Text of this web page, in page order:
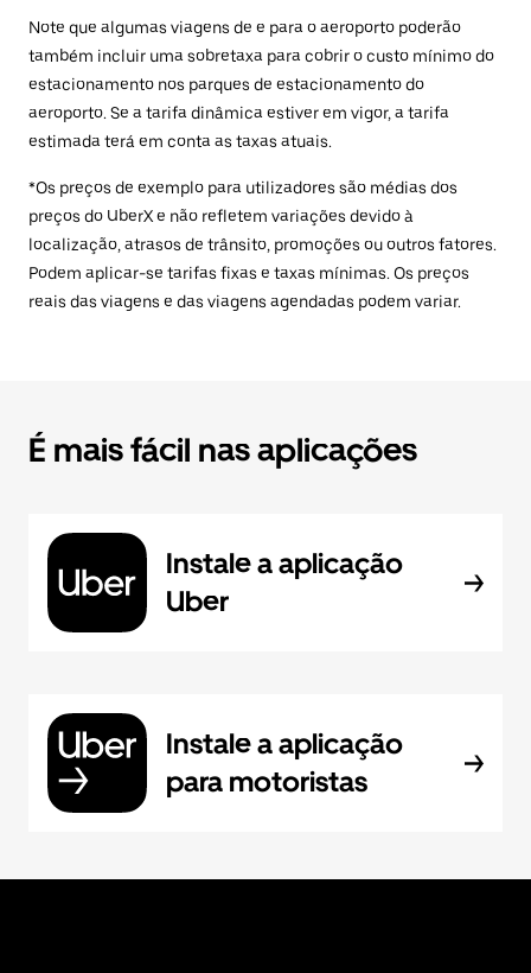
Note que algumas viagens de e para o aeroporto poderão
também incluir uma sobretaxa para cobrir o custo mínimo do
estacionamento nos parques de estacionamento do
aeroporto. Se a tarifa dinâmica estiver em vigor, a tarifa
estimada terá em conta as taxas atuais.
*Os preços de exemplo para utilizadores são médias dos
preços do UberX e não refletem variações devido à
localização, atrasos de trânsito, promoções ou outros fatores.
Podem aplicar-se tarifas fixas e taxas mínimas. Os preços
reais das viagens e das viagens agendadas podem variar.
É mais fácil nas aplicações
Instale a aplicação
Uber
Instale a aplicação
para motoristas